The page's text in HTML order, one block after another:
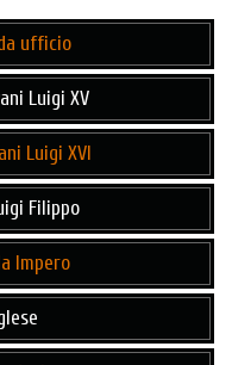
ufficio
Luigi XV
Luigi XVI
Filippo
Impero